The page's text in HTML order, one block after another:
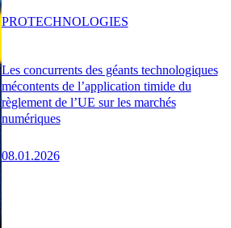
Les concurrents des géants technologiques
mécontents de l’application timide du
règlement de l’UE sur les marchés
numériques
08.01.2026
PROTECHNOLOGIES